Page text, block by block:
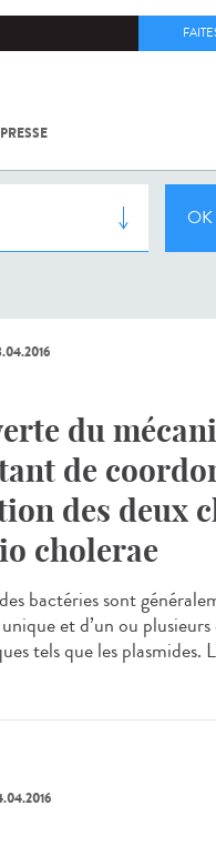
COV-2 /
L'INSTITUT
PASTEUR
du
de
des deux
cholerae
bactéries sont
et d’un ou
tels que les plasmides.